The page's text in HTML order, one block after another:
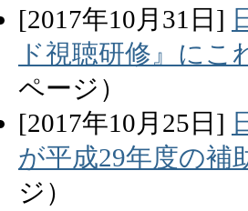
[2017年10月 31 日]
ド視聴研修』に
ページ）
[2017年10月 25 日]
が平成29年度の補
ジ）